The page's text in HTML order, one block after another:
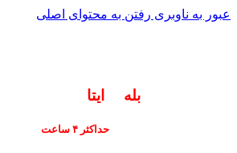
عبور به ناوبری رفتن به محتوای اصلی
بله ایتا
حداکثر ۴ ساعت